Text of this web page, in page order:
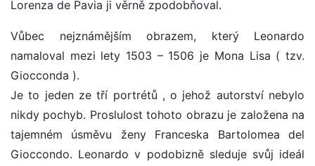
Lorenza de Pavia ji věrně zpodobňoval.
Vůbec nejznámějším obrazem, který Leonardo
namaloval mezi lety 1503 – 1506 je Mona Lisa ( tzv.
Giocconda ).
Je to jeden ze tří portrétů , o jehož autorství nebylo
nikdy pochyb. Proslulost tohoto obrazu je založena na
tajemném úsměvu ženy Franceska Bartolomea del
Gioccondo. Leonardo v podobizně sleduje svůj ideál